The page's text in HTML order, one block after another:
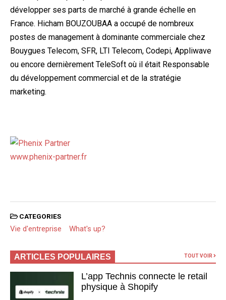
développer ses parts de marché à grande échelle en
France. Hicham BOUZOUBAA a occupé de nombreux
postes de management à dominante commerciale chez
Bouygues Telecom, SFR, LTI Telecom, Codepi, Appliwave
ou encore dernièrement TeleSoft où il était Responsable
du développement commercial et de la stratégie
marketing.
www.phenix-partner.fr
CATEGORIES
Vie d'entreprise What's up?
ARTICLES POPULAIRES TOUT VOIR
L’app Technis connecte le retail
physique à Shopify